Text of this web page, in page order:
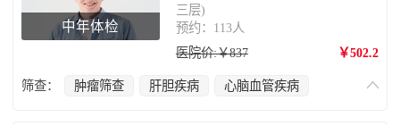
中年体检
三层)
预约：113人
医院价:￥837
￥502.2
筛查： 肿瘤筛查 肝胆疾病
心脑血管疾病